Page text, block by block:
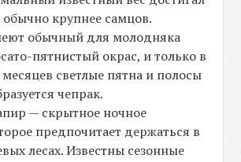
крупнее самцов.
обычный для молодняка
пятнистый окрас, и только в
светлые пятна и полосы
чепрак.
— скрытное ночное
предпочитает держаться в
лесах. Известны сезонные